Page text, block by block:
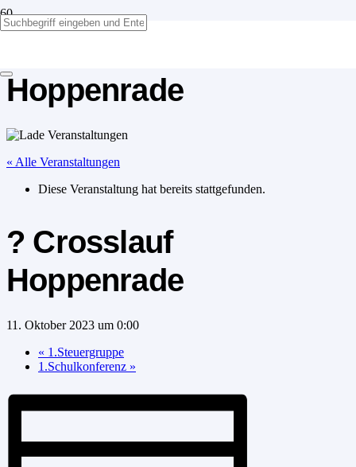
Hoppenrade
« Alle Veranstaltungen
Diese Veranstaltung hat bereits stattgefunden.
? Crosslauf
Hoppenrade
11. Oktober 2023 um 0:00
« 1.Steuergruppe
1.Schulkonferenz »